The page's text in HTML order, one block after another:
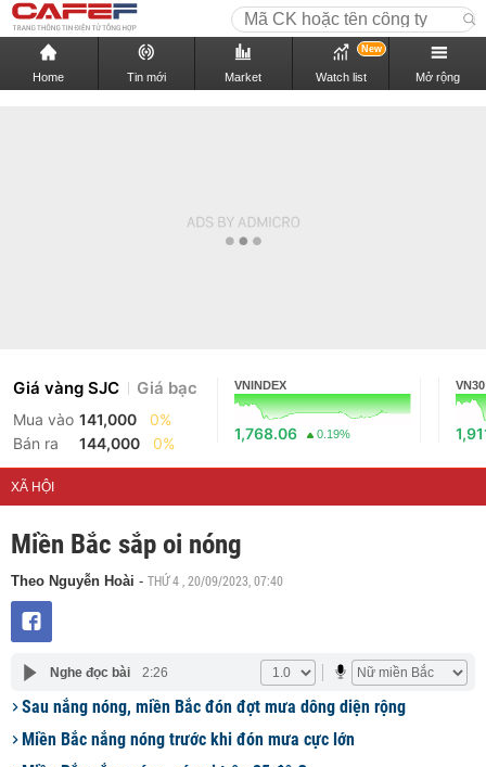
Home Tin mới Market Watch list
New
Mở rộng
Giá vàng SJC Giá bạc
Mua vào 141,000
0%
Bán ra
144,000 0%
VNINDEX
1,768.06 0.19%
VN30
XÃ HỘI
Miền Bắc sắp oi nóng
Theo Nguyễn Hoài - THỨ 4 , 20/09/2023, 07:40
Nghe đọc bài 2:26
Sau nắng nóng, miền Bắc đón đợt mưa dông diện rộng
Miền Bắc nắng nóng trước khi đón mưa cực lớn